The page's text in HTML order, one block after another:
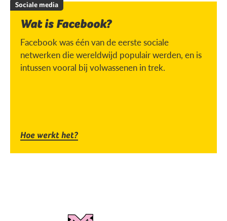
Sociale media
Wat is Facebook?
Facebook was één van de eerste sociale
netwerken die wereldwijd populair werden, en is
intussen vooral bij volwassenen in trek.
Hoe werkt het?